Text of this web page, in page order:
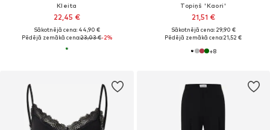
Kleita
22,45 €
Sākotnējā cena: 44,90 €
Pēdējā zemākā cena:23,03 €-2%
Topiņš 'Kaori'
21,51 €
Sākotnējā cena: 29,90 €
Pēdējā zemākā cena:21,52 €
+8